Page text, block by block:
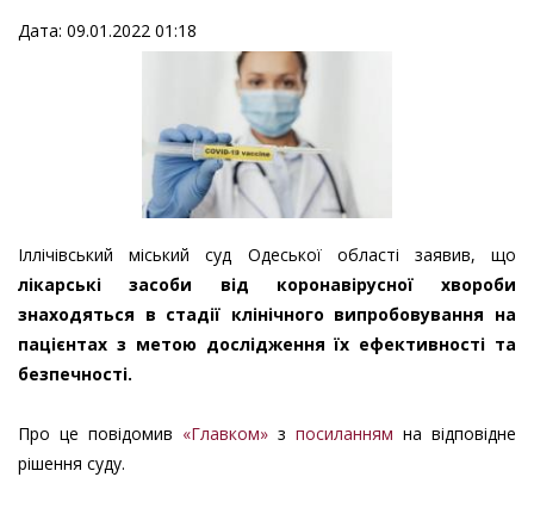
Дата: 09.01.2022 01:18
Іллічівський міський суд Одеської області заявив, що
лікарські засоби від коронавірусної хвороби
знаходяться в стадії клінічного випробовування на
пацієнтах з метою дослідження їх ефективності та
безпечності.
Про це повідомив «Главком» з посиланням на відповідне
рішення суду.